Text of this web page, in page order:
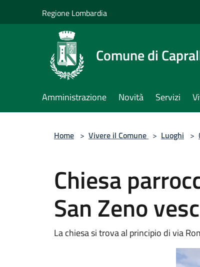
Regione Lombardia
Comune di
Amministrazione Novità Servizi
Home > Vivere il Comune > Luoghi >
Chiesa
San Zeno
La chiesa si trova al principio di via